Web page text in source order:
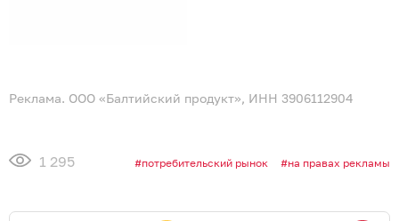
Реклама. ООО «Балтийский продукт», ИНН 3906112904
1 295 потребительский рынок на правах рекламы